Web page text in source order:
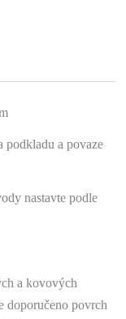
podkladu a povaze
nastavte podle
a kovových
doporučeno povrch